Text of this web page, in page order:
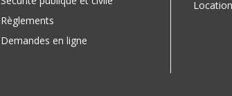
Règlements
Demandes en ligne